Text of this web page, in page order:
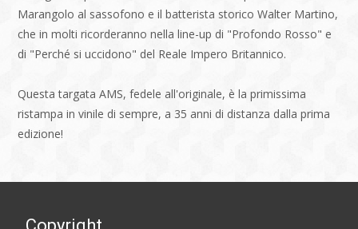
Marangolo al sassofono e il batterista storico Walter Martino,
che in molti ricorderanno nella line-up di "Profondo Rosso" e
di "Perché si uccidono" del Reale Impero Britannico.
Questa targata AMS, fedele all'originale, è la primissima
ristampa in vinile di sempre, a 35 anni di distanza dalla prima
edizione!